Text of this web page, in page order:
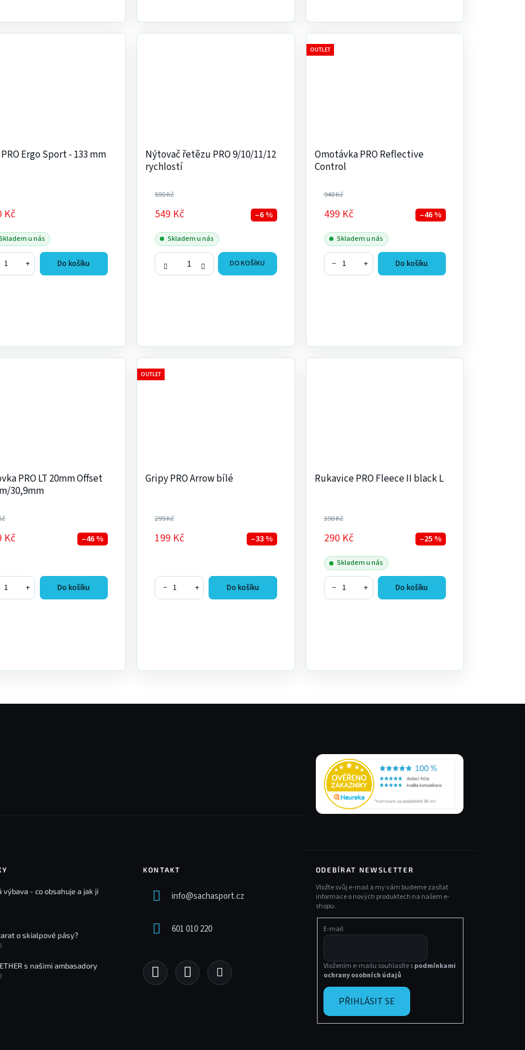
Ergo Sport - 133 mm
Kč
u nás
+ Do košíku
Nýtovač řetězu PRO 9/10/11/12
rychlostí
590 Kč
549 Kč –6 %
Skladem u nás
DO KOŠÍKU
OUTLET
Omotávka PRO Reflective
Control
940 Kč
499 Kč –46 %
Skladem u nás
− + Do košíku
PRO LT 20mm Offset
30,9mm
Kč –46 %
+ Do košíku
OUTLET
Gripy PRO Arrow bílé
299 Kč
199 Kč –33 %
− + Do košíku
Rukavice PRO Fleece II black L
390 Kč
290 Kč –25 %
Skladem u nás
− + Do košíku
v
výbava - co obsahuje a jak ji
o skialpové pásy?
s našimi ambasadory
KONTAKT
info@sachasport.cz
601 010 220
ODEBÍRAT NEWSLETTER
Vložte svůj e-mail a my vám budeme zasílat
informace o nových produktech na našem e-
shopu.
E-mail
Vložením e-mailu souhlasíte spodmínkami
ochrany osobních údajů
PŘIHLÁSIT SE